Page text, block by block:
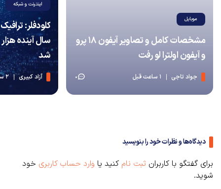
موبایل
مشخصات کامل و تصاویر آیفون ۱۸ پرو
و آیفون اولترا لو رفت
جواد تاجی 1 ساعت قبل 0
اینترنت و شبکه
سال آینده
شد
آزاد کبیری 2 ساعت قبل
دیدگاه‌ها و نظرات خود را بنویسید
برای گفتگو با کاربران ثبت نام کنید یا وارد حساب کاربری خود
شوید.